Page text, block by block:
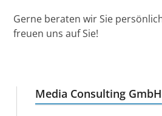
Gerne beraten wir Sie
freuen uns auf Sie!
Media Consulting GmbH